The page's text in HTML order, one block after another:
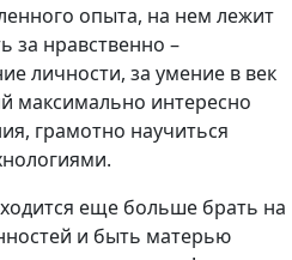
опыта, на нем лежит
за нравственно –
личности, за умение в век
максимально интересно
грамотно научиться
еще больше брать на
и быть матерью